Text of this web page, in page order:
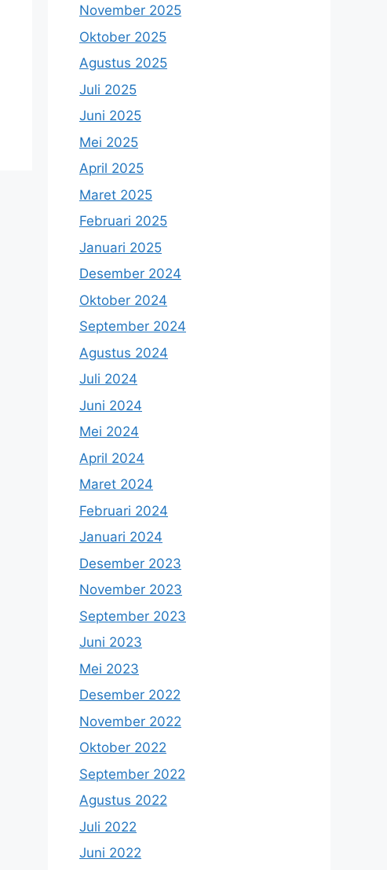
November 2025
Oktober 2025
Agustus 2025
Juli 2025
Juni 2025
Mei 2025
April 2025
Maret 2025
Februari 2025
Januari 2025
Desember 2024
Oktober 2024
September 2024
Agustus 2024
Juli 2024
Juni 2024
Mei 2024
April 2024
Maret 2024
Februari 2024
Januari 2024
Desember 2023
November 2023
September 2023
Juni 2023
Mei 2023
Desember 2022
November 2022
Oktober 2022
September 2022
Agustus 2022
Juli 2022
Juni 2022